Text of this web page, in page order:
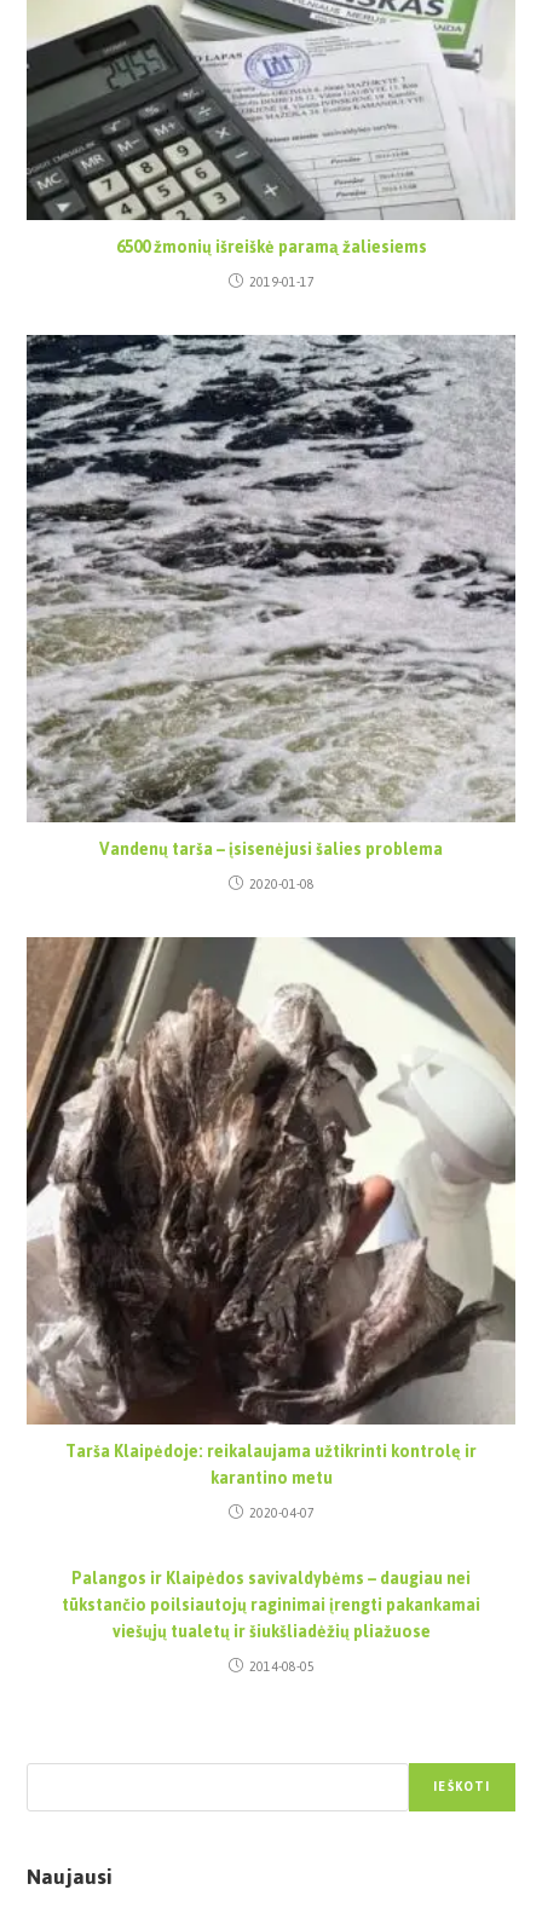
6500 žmonių išreiškė paramą žaliesiems
2019-01-17
Vandenų tarša – įsisenėjusi šalies problema
2020-01-08
Tarša Klaipėdoje: reikalaujama užtikrinti kontrolę ir
karantino metu
2020-04-07
Palangos ir Klaipėdos savivaldybėms – daugiau nei
tūkstančio poilsiautojų raginimai įrengti pakankamai
viešųjų tualetų ir šiukšliadėžių pliažuose
2014-08-05
IEŠKOTI
Naujausi